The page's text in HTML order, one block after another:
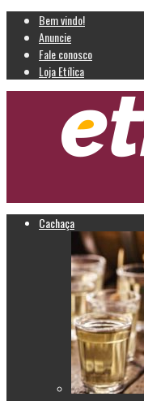
Bem vindo!
Anuncie
Fale conosco
Loja Etílica
Cachaça